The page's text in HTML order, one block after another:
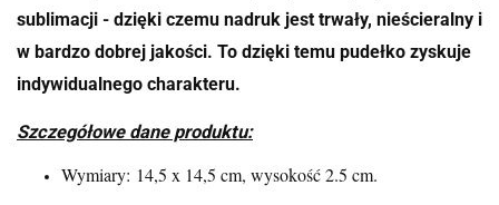
sublimacji - dzięki czemu nadruk jest trwały, nieścieralny i
w bardzo dobrej jakości. To dzięki temu pudełko zyskuje
indywidualnego charakteru.
Szczegółowe dane produktu:
Wymiary: 14,5 x 14,5 cm, wysokość 2.5 cm.